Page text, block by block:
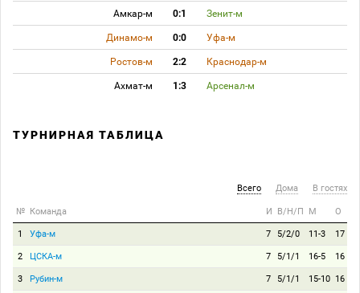
Амкар-м 0:1 Зенит-м
Динамо-м 0:0 Уфа-м
Ростов-м 2:2 Краснодар-м
Ахмат-м 1:3 Арсенал-м
ТУРНИРНАЯ ТАБЛИЦА
Всего Дома В гостях
№ Команда И В/Н/П М О
1 Уфа-м 7 5/2/0 11-3 17
2 ЦСКА-м 7 5/1/1 16-5 16
3 Рубин-м 7 5/1/1 15-10 16